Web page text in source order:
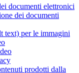
documenti elettronici
dei documenti
text) per le immagini
prodotti dalla